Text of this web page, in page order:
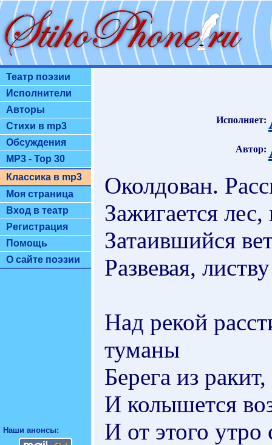
Театр поэзии
Исполнители
Авторы
Стихи в mp3
Обсуждения
MP3 - Top 30
Классика в mp3
Моя страница
Вход в театр
Регистрация
Помощь
О сайте поэзии
Наши анонсы:
Исполняет:
Автор:
Околдован.
Зажигается
Затаившийся
Развевая,
Над рекой
туманы
Берега из
И колышется
И от этого утро